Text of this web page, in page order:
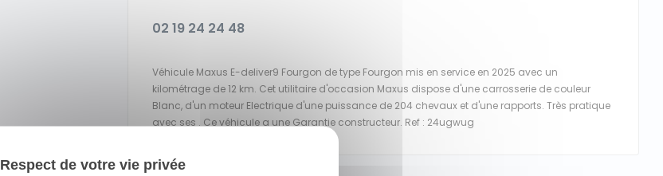
02 19 24 24 48
Véhicule Maxus E-deliver9 Fourgon de type Fourgon mis en service en 2025 avec un
kilométrage de 12 km. Cet utilitaire d'occasion Maxus dispose d'une carrosserie de couleur
Blanc, d'un moteur Electrique d'une puissance de 204 chevaux et d'une rapports. Très pratique
avec ses . Ce véhicule a une Garantie constructeur. Ref : 24ugwug
Respect de votre vie privée